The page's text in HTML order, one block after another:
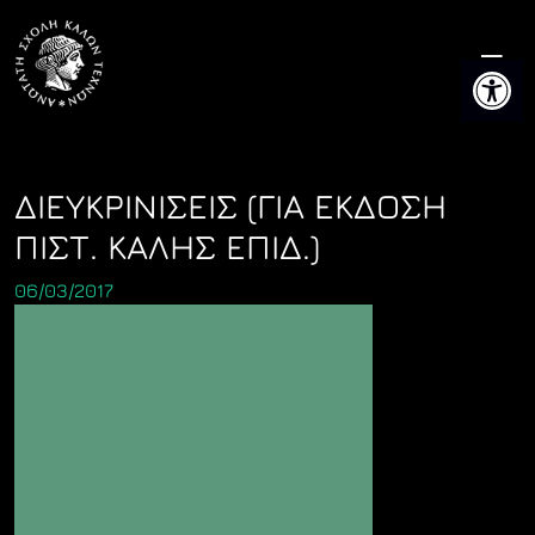
content
ΔΙΕΥΚΡΙΝΙΣΕΙΣ (ΓΙΑ ΕΚΔΟΣΗ
ΠΙΣΤ. ΚΑΛΗΣ ΕΠΙΔ.)
06/03/2017